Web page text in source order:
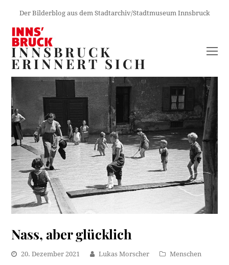
Der Bilderblog aus dem Stadtarchiv/Stadtmuseum Innsbruck
INNSBRUCK
ERINNERT SICH
Nass, aber glücklich
20. Dezember 2021 Lukas Morscher Menschen